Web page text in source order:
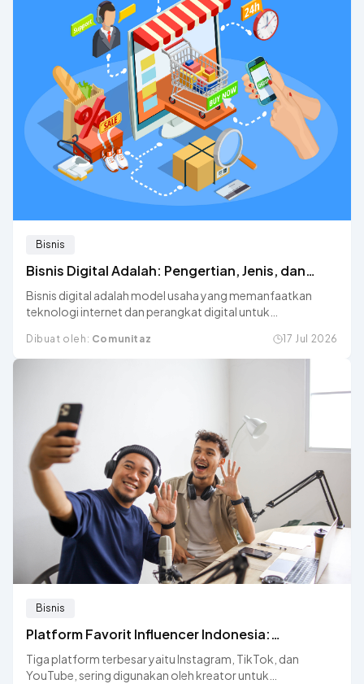
Bisnis
Bisnis Digital Adalah: Pengertian, Jenis, dan
Cara Memulainya
Bisnis digital adalah model usaha yang memanfaatkan
teknologi internet dan perangkat digital untuk
mulai dari pemasaran, transaksi, hingga layanan pelanggan.
Dibuat oleh: Comunitaz 17 Jul 2026
Bisnis
Platform Favorit Influencer Indonesia:
Instagram vs TikTok vs YouTube
Tiga platform terbesar yaitu Instagram, TikTok, dan
YouTube, sering digunakan oleh kreator untuk